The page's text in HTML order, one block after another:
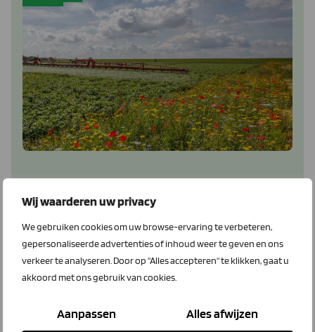
Wij waarderen uw privacy
We gebruiken cookies om uw browse-ervaring te verbeteren,
gepersonaliseerde advertenties of inhoud weer te geven en ons
verkeer te analyseren. Door op "Alles accepteren" te klikken, gaat u
akkoord met ons gebruik van cookies.
Aanpassen Alles afwijzen
Leden krijgen 5% korting op één cursus of 10% korting op
drie cursussen.
Bekijk dit voordeel